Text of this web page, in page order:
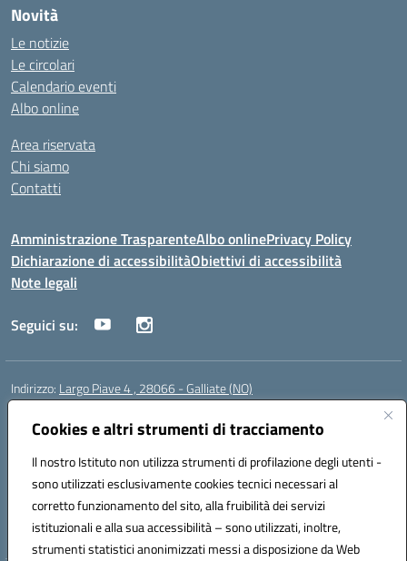
Cookies e altri strumenti di tracciamento
Il nostro Istituto non utilizza strumenti di profilazione degli utenti -
sono utilizzati esclusivamente cookies tecnici necessari al
corretto funzionamento del sito, alla fruibilità dei servizi
istituzionali e alla sua accessibilità – sono utilizzati, inoltre,
strumenti statistici anonimizzati messi a disposizione da Web
Novità
Le notizie
Le circolari
Calendario eventi
Albo online
Area riservata
Chi siamo
Contatti
Amministrazione TrasparenteAlbo onlinePrivacy Policy
Dichiarazione di accessibilitàObiettivi di accessibilità
Note legali
Seguici su:
Indirizzo: Largo Piave 4 , 28066 - Galliate (NO)
Centralino:
Posta elettronica certificata (PEC):noic818005@pec.istruzione.it
Codice fiscale: 80012920031
Codice meccanografico:NOIC818005
Codice Indice delle Pubbliche Amministrazioni (IPA): istsc_noic818005
Codice unico di fatturazione (CUF): UF6KHS